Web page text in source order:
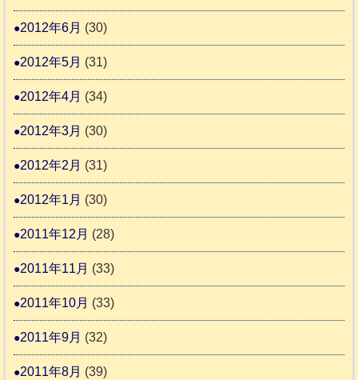
2012年6月 (30)
2012年5月 (31)
2012年4月 (34)
2012年3月 (30)
2012年2月 (31)
2012年1月 (30)
2011年12月 (28)
2011年11月 (33)
2011年10月 (33)
2011年9月 (32)
2011年8月 (39)